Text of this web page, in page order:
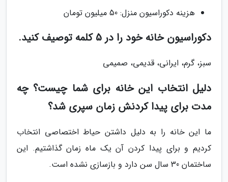
هزینه دکوراسیون منزل: 50 میلیون تومان
دکوراسیون خانه خود را در 5 کلمه توصیف کنید.
سبز، گرم، ایرانى، قدیمى، صمیمی
دلیل انتخاب این خانه برای شما چیست؟ چه
مدت برای پیدا کردنش زمان سپری شد؟
ما این خانه را به دلیل داشتن حیاط اختصاصی انتخاب
کردیم و برای پیدا کردن آن یک ماه زمان گذاشتیم. این
ساختمان 30 سال سن دارد و بازسازی نشده است.